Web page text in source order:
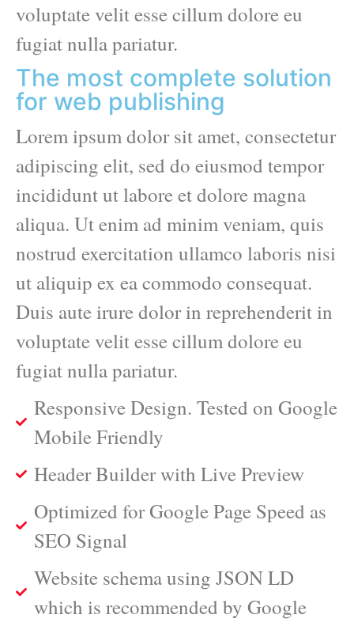
voluptate velit esse cillum dolore eu
fugiat nulla pariatur.
The most complete solution
for web publishing
Lorem ipsum dolor sit amet, consectetur
adipiscing elit, sed do eiusmod tempor
incididunt ut labore et dolore magna
aliqua. Ut enim ad minim veniam, quis
nostrud exercitation ullamco laboris nisi
ut aliquip ex ea commodo consequat.
Duis aute irure dolor in reprehenderit in
voluptate velit esse cillum dolore eu
fugiat nulla pariatur.
Responsive Design. Tested on Google
Mobile Friendly
Header Builder with Live Preview
Optimized for Google Page Speed as
SEO Signal
Website schema using JSON LD
which is recommended by Google